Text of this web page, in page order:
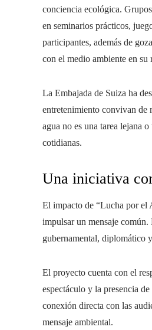
conciencia ecológica.
en seminarios prácticos,
participantes, además de
con el medio ambiente en su
La Embajada de Suiza ha
entretenimiento convivan de
agua no es una tarea lejana
cotidianas.
Una iniciativa
El impacto de “Lucha por el
impulsar un mensaje
gubernamental, diplomático
El proyecto cuenta con el
espectáculo y la presencia
conexión directa con las
mensaje ambiental.